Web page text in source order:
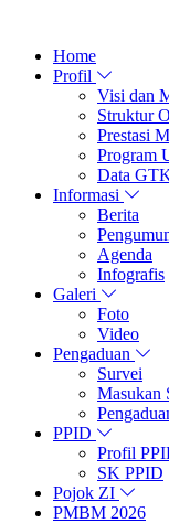
Home
Profil
Visi dan
Struktur
Prestasi
Program
Data
Informasi
Berita
Agenda
Infografis
Galeri
Foto
Video
Pengaduan
Survei
Masukan
PPID
Profil
SK PPID
Pojok ZI
PMBM 2026